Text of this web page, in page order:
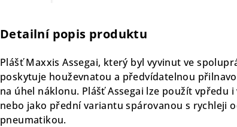
Detailní popis produktu
Plášť Maxxis Assegai, který byl vyvinut ve
poskytuje houževnatou a předvídatelnou
na úhel náklonu. Plášť Assegai lze použít vpředu
nebo jako přední variantu spárovanou s rychleji
pneumatikou.